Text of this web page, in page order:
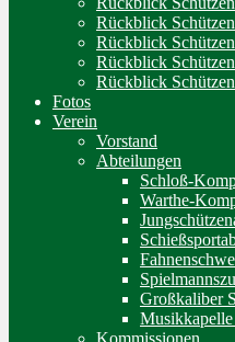
Rückblick
Rückblick
Rückblick
Rückblick
Fotos
Verein
Vorstand
Abteilungen
Schloß-
Warthe-
Großkaliber
Kommissionen